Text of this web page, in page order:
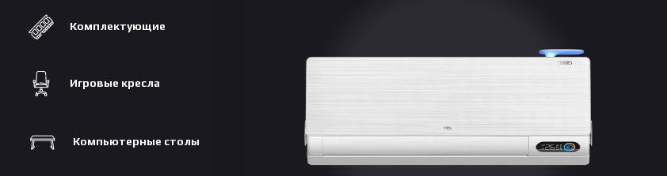
Комплектующие
Игровые кресла
Компьютерные столы